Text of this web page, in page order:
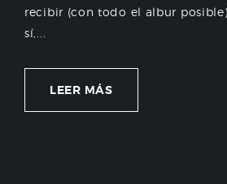
recibir (con todo el albur
sí,...
LEER MÁS